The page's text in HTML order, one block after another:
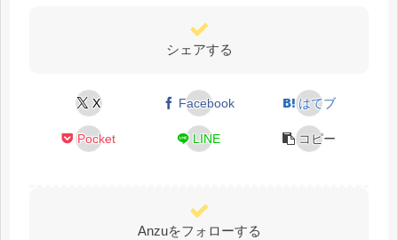
シェアする
X Facebook はてブ
Pocket LINE コピー
Anzuをフォローする